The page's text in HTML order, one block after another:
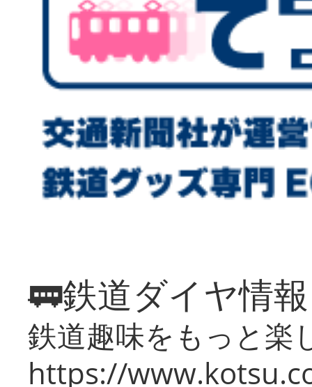
🚃鉄道ダイヤ情
鉄道趣味をもっと楽
https://